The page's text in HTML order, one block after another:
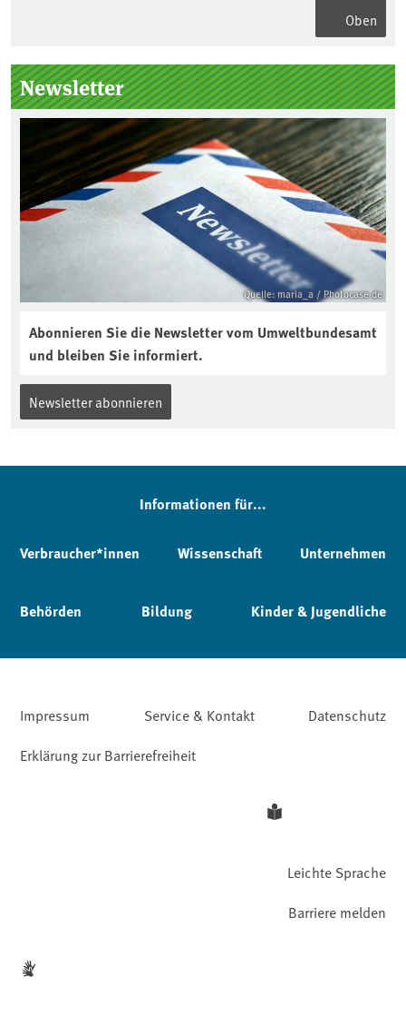
Oben
Seitenleiste
Newsletter
Quelle: maria_a / Photocase.de
Abonnieren Sie die Newsletter vom Umweltbundesamt
und bleiben Sie informiert.
Newsletter abonnieren
Informationen für...
Verbraucher*innen Wissenschaft Unternehmen
Behörden Bildung Kinder & Jugendliche
Impressum Service & Kontakt
Datenschutz
Erklärung zur Barrierefreiheit
Leichte Sprache
Barriere melden